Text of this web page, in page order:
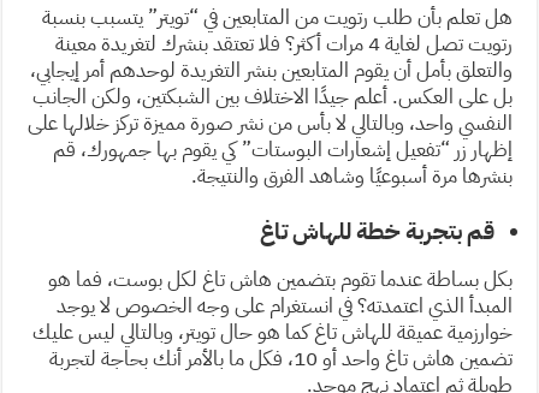
هل تعلم بأن طلب رتويت من المتابعين في “تويتر” يتسبب بنسبة
رتويت تصل لغاية 4 مرات أكثر؟ فلا تعتقد بنشرك لتغريدة معينة
والتعلق بأمل أن يقوم المتابعين بنشر التغريدة لوحدهم أمر إيجابي،
بل على العكس. أعلم جيدًا الاختلاف بين الشبكتين، ولكن الجانب
النفسي واحد، وبالتالي لا بأس من نشر صورة مميزة تركز خلالها على
إظهار زر “تفعيل إشعارات البوستات” كي يقوم بها جمهورك، قم
بنشرها مرة أسبوعيًا وشاهد الفرق والنتيجة.
قم بتجربة خطة للهاش تاغ
بكل بساطة عندما تقوم بتضمين هاش تاغ لكل بوست، فما هو
المبدأ الذي اعتمدته؟ في انستغرام على وجه الخصوص لا يوجد
خوارزمية عميقة للهاش تاغ كما هو حال تويتر، وبالتالي ليس عليك
تضمين هاش تاغ واحد أو 10، فكل ما بالأمر أنك بحاجة لتجربة
طويلة ثم اعتماد نهج موحد.